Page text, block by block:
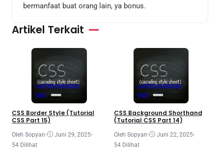
bermanfaat buat orang lain, ya bonus.
Artikel Terkait
cssPemrograman
Web
CSS Border Style (Tutorial
CSS Part 15)
Oleh Sopyan• Juni 29, 2025•
54 Dilihat
cssPemrograman
Web
CSS Background Shorthand
(Tutorial CSS Part 14)
Oleh Sopyan• Juni 22, 2025•
54 Dilihat